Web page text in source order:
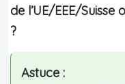
de l’UE/EEE/
?
Astuce :